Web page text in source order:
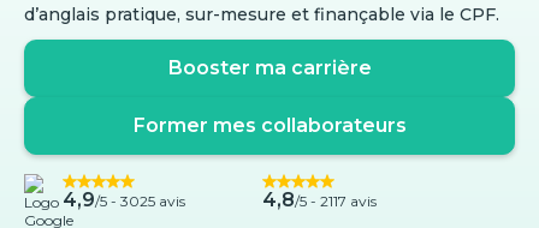
d’anglais pratique, sur-mesure et finançable via le CPF.
Booster ma carrière
Former mes collaborateurs
4,9/5 - 3025 avis 4,8/5 - 2117 avis